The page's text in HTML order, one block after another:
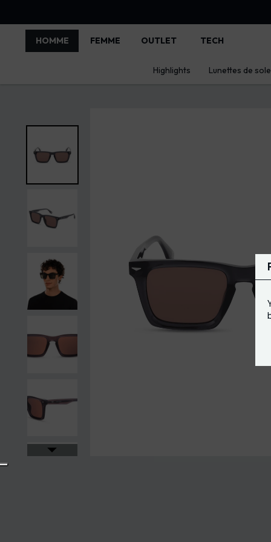
HOMME FEMME OUTLET TECH
Highlights Lunettes de